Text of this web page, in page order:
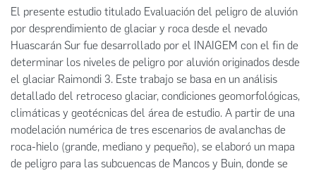
El presente estudio titulado Evaluación del peligro de aluvión
por desprendimiento de glaciar y roca desde el nevado
Huascarán Sur fue desarrollado por el INAIGEM con el fin de
determinar los niveles de peligro por aluvión originados desde
el glaciar Raimondi 3. Este trabajo se basa en un análisis
detallado del retroceso glaciar, condiciones geomorfológicas,
climáticas y geotécnicas del área de estudio. A partir de una
modelación numérica de tres escenarios de avalanchas de
roca-hielo (grande, mediano y pequeño), se elaboró un mapa
de peligro para las subcuencas de Mancos y Buin, donde se